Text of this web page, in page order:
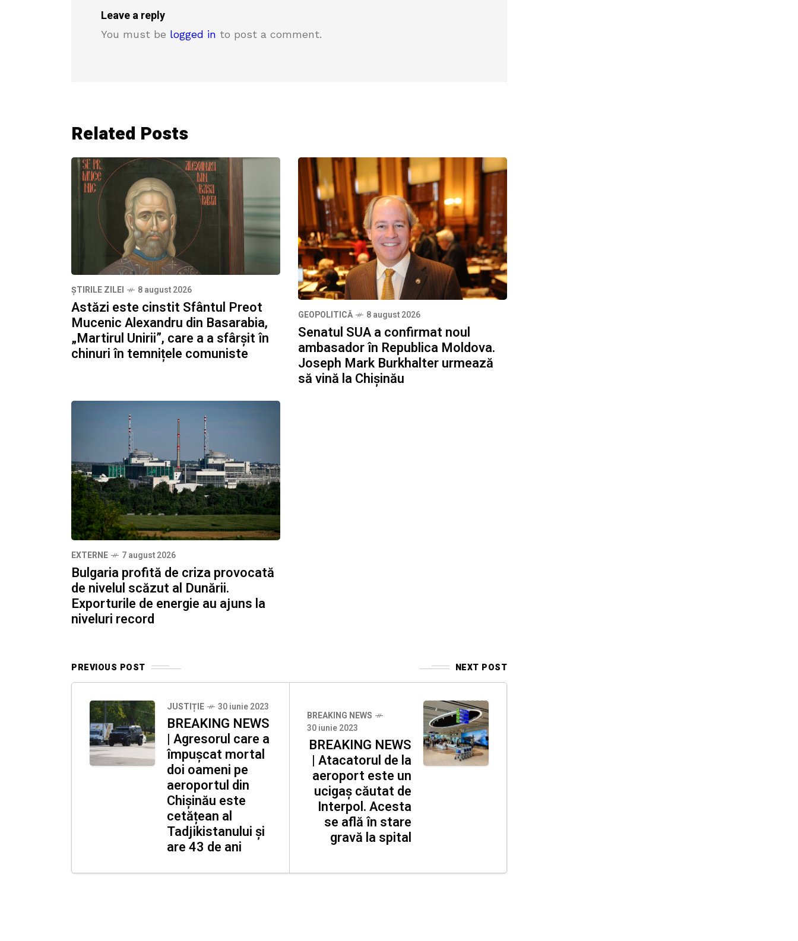
Leave a reply
You must be logged in to post a comment.
Related Posts
ȘTIRILE ZILEI 8 august 2026
Astăzi este cinstit Sfântul Preot
Mucenic Alexandru din Basarabia,
„Martirul Unirii”, care a a sfârșit în
chinuri în temnițele comuniste
GEOPOLITICĂ 8 august 2026
Senatul SUA a confirmat noul
ambasador în Republica Moldova.
Joseph Mark Burkhalter urmează
să vină la Chișinău
EXTERNE 7 august 2026
Bulgaria profită de criza provocată
de nivelul scăzut al Dunării.
Exporturile de energie au ajuns la
niveluri record
PREVIOUS POST NEXT POST
JUSTIȚIE 30 iunie 2023
BREAKING NEWS
| Agresorul care a
împușcat mortal
doi oameni pe
aeroportul din
Chișinău este
cetățean al
Tadjikistanului și
are 43 de ani
BREAKING NEWS
30 iunie 2023
BREAKING NEWS
| Atacatorul de la
aeroport este un
ucigaș căutat de
Interpol. Acesta
se află în stare
gravă la spital